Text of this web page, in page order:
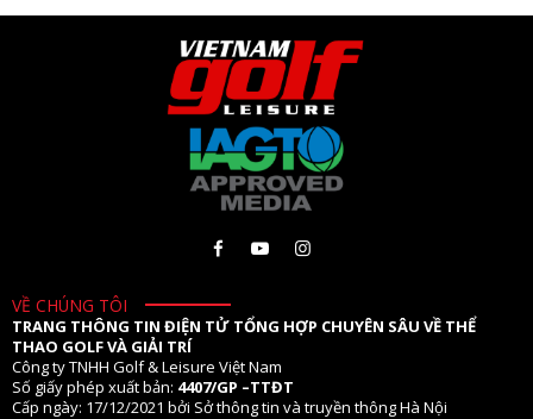
VỀ CHÚNG TÔI
TRANG THÔNG TIN ĐIỆN TỬ TỔNG HỢP CHUYÊN SÂU VỀ THỂ
THAO GOLF VÀ GIẢI TRÍ
Công ty TNHH Golf & Leisure Việt Nam
Số giấy phép xuất bản: 4407/GP –TTĐT
Cấp ngày: 17/12/2021 bởi Sở thông tin và truyền thông Hà Nội